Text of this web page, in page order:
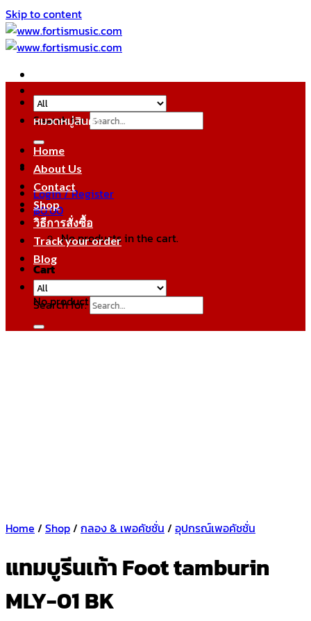
Skip to content
Search for:
Login / Register
฿0.00
No products in the cart.
Cart
No products in the cart.
หมวดหมู่สินค้า
Home
About Us
Contact
Shop
วิธีการสั่งซื้อ
Track your order
Blog
Search for:
Home / Shop/ กลอง & เพอคัชชั่น / อุปกรณ์เพอคัชชั่น
แทมบูรีนเท้า Foot tamburin
MLY-01 BK